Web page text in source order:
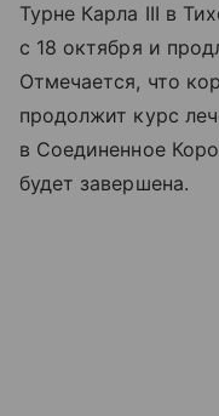
Турне Карла III в
с 18 октября и
Отмечается, что
продолжит курс
в Соединенное
будет завершена.